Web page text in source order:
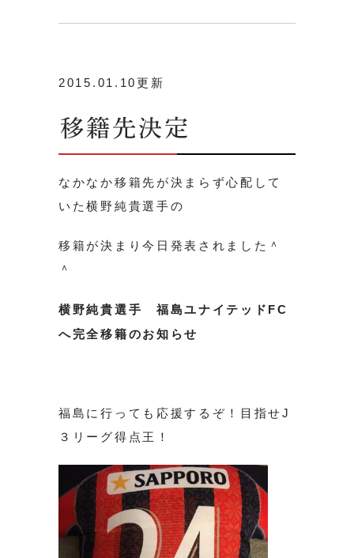
2015.01.10更新
移籍先決定
なかなか移籍先が決まらず心配して
いた横野純貴選手の
移籍が決まり今日発表されました＾
＾
横野純貴選手 福島ユナイテッドFC
へ完全移籍のお知らせ
福島に行っても応援するぞ！目指せJ
３リーグ得点王！